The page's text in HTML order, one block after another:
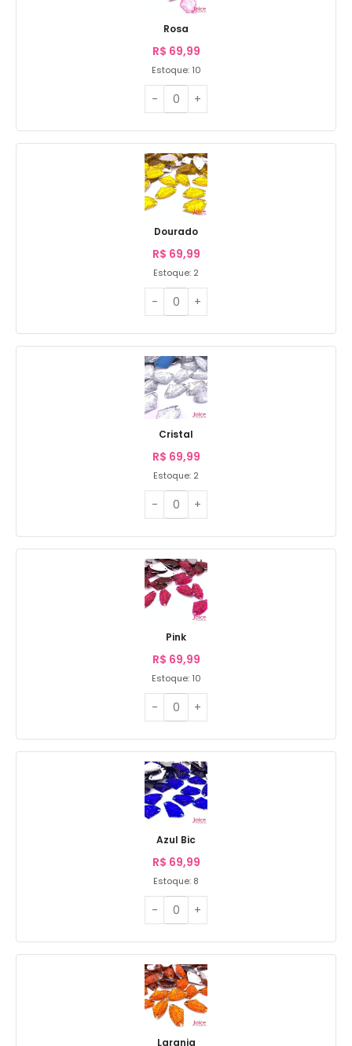
Rosa
R$ 69,99
Estoque: 10
Dourado
R$ 69,99
Estoque: 2
Cristal
R$ 69,99
Estoque: 2
Pink
R$ 69,99
Estoque: 10
Azul Bic
R$ 69,99
Estoque: 8
Laranja